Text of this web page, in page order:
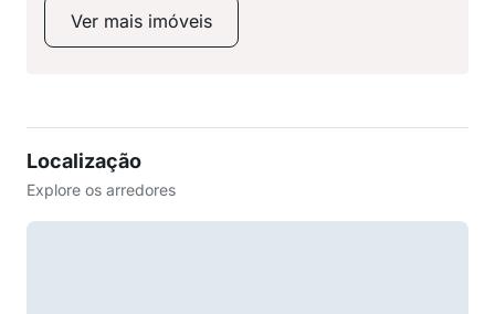
Ver mais imóveis
Localização
Explore os arredores